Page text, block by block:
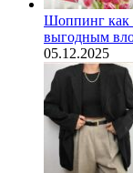
Шоппинг как
выгодным
05.12.2025